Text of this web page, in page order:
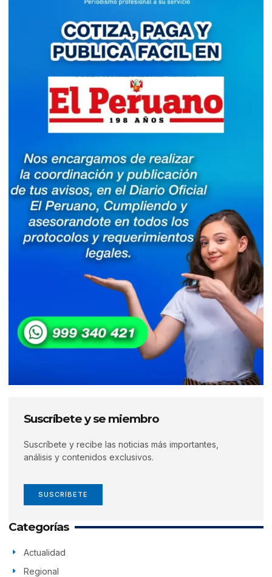
Suscríbete y se miembro
Suscríbete y recibe las noticias más importantes,
análisis y contenidos exclusivos.
SUSCRÍBETE
Categorías
Actualidad
Regional